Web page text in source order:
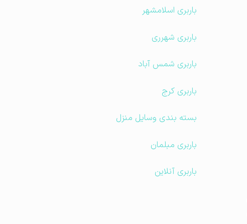
باربری اسلامشهر
باربری شهرری
باربری شمس آباد
باربری کرج
بسته بندی وسایل منزل
باربری مبلمان
باربری آنلاین